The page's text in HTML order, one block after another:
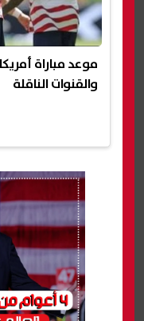
والقنوات الناقلة